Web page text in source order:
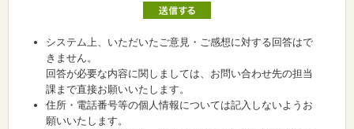
システム上、いただいたご意見・ご感想に対する回答はで
きません。
回答が必要な内容に関しましては、お問い合わせ先の担当
課まで直接お願いいたします。
住所・電話番号等の個人情報については記入しないようお
願いいたします。